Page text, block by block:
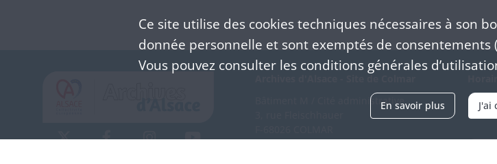
Bâtiment M / Cité administrative
(+33) 3 89 21 97 00
Du
en
Ce site utilise des cookiestechniques nécessaires à son
donnée personnelle et sont exemptés de
Vous pouvez consulter les conditions générales
En savoir plus J'ai